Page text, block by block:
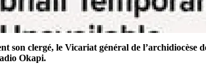
son clergé, le Vicariat général de
Okapi.